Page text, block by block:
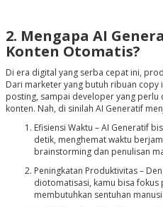
2. Mengapa AI
Konten Otomatis?
Di era digital yang serba cepat ini,
Dari marketer yang butuh ribuan copy
posting, sampai developer yang perlu
konten. Nah, di sinilah AI Generatif
Efisiensi Waktu – AI Generatif
detik, menghemat waktu
brainstorming dan penulisan
Peningkatan Produktivitas –
diotomatisasi, kamu bisa fokus
membutuhkan sentuhan